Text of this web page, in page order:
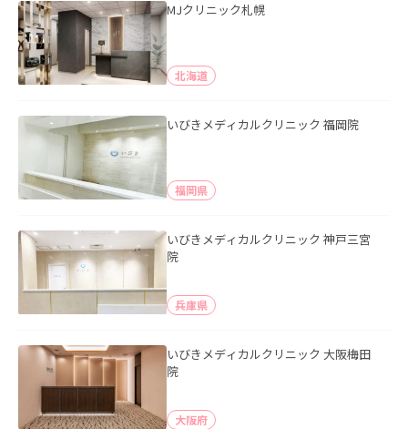
MJクリニック札幌
北海道
いびきメディカルクリニック 福岡院
福岡県
いびきメディカルクリニック 神戸三宮
院
兵庫県
いびきメディカルクリニック 大阪梅田
院
大阪府